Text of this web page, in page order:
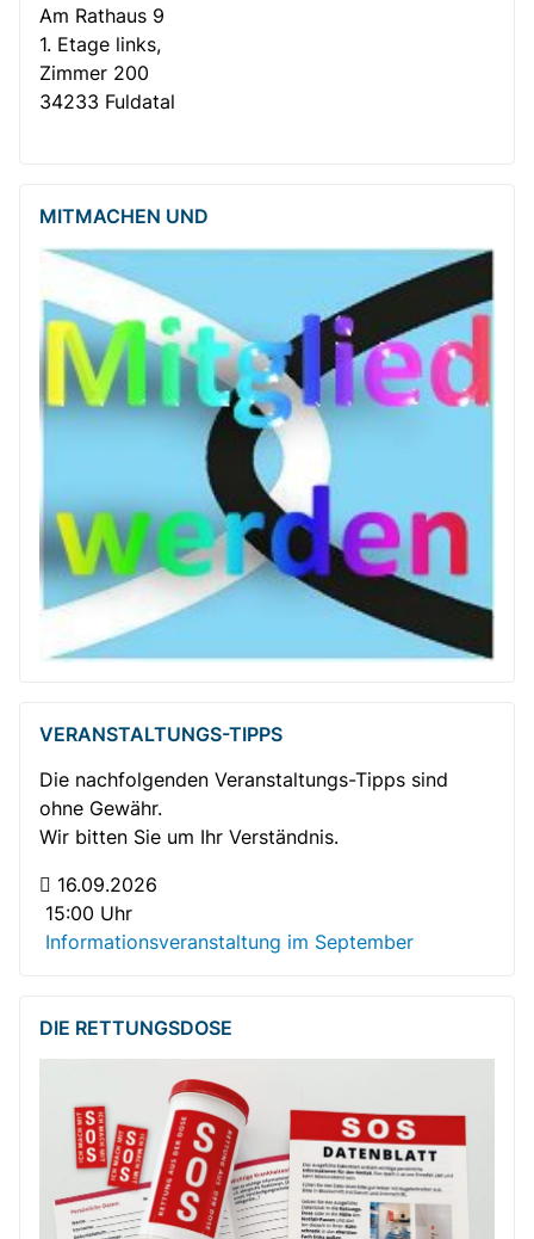
Am Rathaus 9
1. Etage links,
Zimmer 200
34233 Fuldatal
MITMACHEN UND
VERANSTALTUNGS-TIPPS
Die nachfolgenden Veranstaltungs-Tipps sind
ohne Gewähr.
Wir bitten Sie um Ihr Verständnis.
16.09.2026
15:00 Uhr
Informationsveranstaltung im September
DIE RETTUNGSDOSE